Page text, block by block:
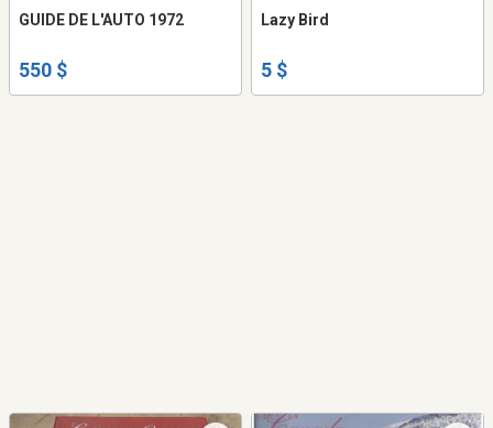
GUIDE DE L'AUTO 1972
550 $
Lazy Bird
5 $